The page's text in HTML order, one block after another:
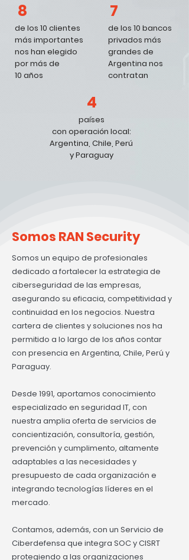
8
de los 10 clientes
más importantes
nos han elegido
por más de
10 años
7
de los 10 bancos
privados más
grandes de
Argentina nos
contratan
4
países
con operación local:
Argentina, Chile, Perú
y Paraguay
Somos RAN Security
Somos un equipo de profesionales
dedicado a fortalecer la estrategia de
ciberseguridad de las empresas,
asegurando su eficacia, competitividad y
continuidad en los negocios. Nuestra
cartera de clientes y soluciones nos ha
permitido a lo largo de los años contar
con presencia en Argentina, Chile, Perú y
Paraguay.
Desde 1991, aportamos conocimiento
especializado en seguridad IT, con
nuestra amplia oferta de servicios de
concientización, consultoría, gestión,
prevención y cumplimento, altamente
adaptables a las necesidades y
presupuesto de cada organización e
integrando tecnologías líderes en el
mercado.
Contamos, además, con un Servicio de
Ciberdefensa que integra SOC y CISRT
protegiendo a las organizaciones